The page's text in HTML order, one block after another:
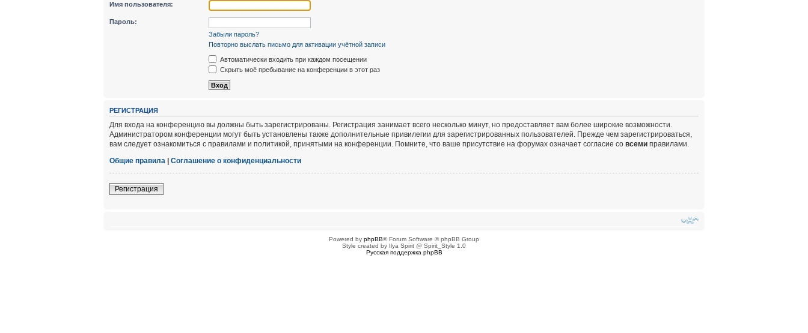
Имя пользователя:
Пароль:
Забыли пароль?
Повторно выслать письмо для активации учётной записи
Автоматически входить при каждом посещении
Скрыть моё пребывание на конференции в этот раз
РЕГИСТРАЦИЯ
Для входа на конференцию вы должны быть зарегистрированы. Регистрация занимает всего несколько минут, но предоставляет вам более широкие возможности.
Администратором конференции могут быть установлены также дополнительные привилегии для зарегистрированных пользователей. Прежде чем зарегистрироваться,
вам следует ознакомиться с правилами и политикой, принятыми на конференции. Помните, что ваше присутствие на форумах означает согласие со всеми правилами.
Общие правила | Соглашение о конфиденциальности
Регистрация
Powered by phpBB® Forum Software © phpBB Group
Style created by Ilya Spirit @ Spirit_Style 1.0
Русская поддержка phpBB